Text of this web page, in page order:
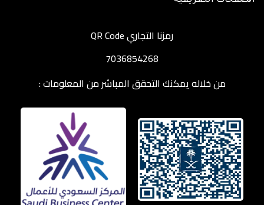
رمزنا التجاري QR Code
7036854268
من خلاله يمكنك التحقق المباشر من المعلومات :